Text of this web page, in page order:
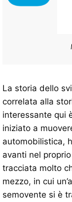
La storia dello
correlata alla
interessante qui
iniziato a
automobilistica,
avanti nel
tracciata molto
mezzo, in cui
semovente si è